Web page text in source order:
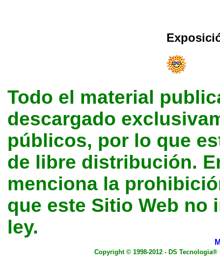
Todo el material
descargado
públicos, por lo que
de libre distribución.
menciona la
que este Sitio Web no
ley.
Copyright © 1998-2012 - DS Tecnologia®